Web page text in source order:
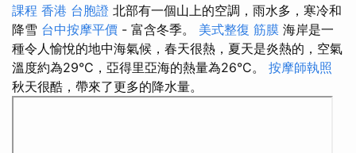
課程 香港 台胞證 北部有一個山上的空調，雨水多，寒冷和
降雪 台中按摩平價 - 富含冬季。 美式整復 筋膜 海岸是一
種令人愉悅的地中海氣候，春天很熱，夏天是炎熱的，空氣
溫度約為29°C，亞得里亞海的熱量為26°C。 按摩師執照
秋天很酷，帶來了更多的降水量。